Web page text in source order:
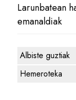
Larunbatean
emanaldiak
Albiste guztiak
Hemeroteka